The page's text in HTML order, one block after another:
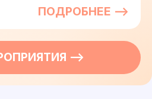
—>
ПОДРОБНЕЕ —>